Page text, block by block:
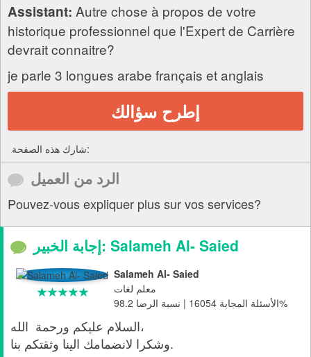
Assistant: Autre chose à propos de votre
historique professionnel que l'Expert de Carrière
devrait connaitre?
je parle 3 longues arabe français et anglais
إطرح سؤالك
شارك هذه الصفحة:
الرد من العميل
Pouvez-vous expliquer plus sur vos services?
إجابة الخبير: Salameh Al- Saied
Salameh Al- Saied
معلم لغات
الأسئلة المجابة 16054 | نسبة الرضا 98.2%
السلام عليكم ورحمة الله،
وشكرا لانضمامك الينا وثقتكم بنا.